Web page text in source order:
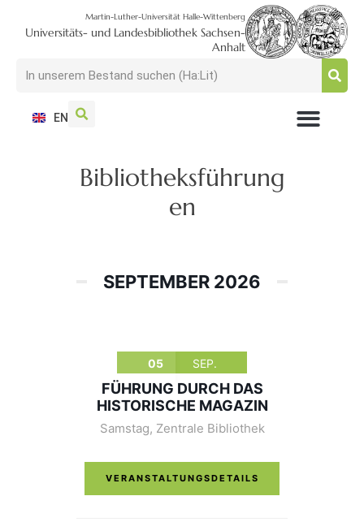
Martin-Luther-Universität Halle-Wittenberg
Universitäts- und Landesbibliothek Sachsen-
Anhalt
EN
Bibliotheksführung
en
SEPTEMBER 2026
05 SEP.
FÜHRUNG DURCH DAS
HISTORISCHE MAGAZIN
Samstag, Zentrale Bibliothek
VERANSTALTUNGSDETAILS